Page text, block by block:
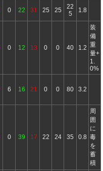
0 22 31 25 25
22
5
1.8
0 12 13 0 0 40 1.2
装
備
重
量+
1.
0%
6 16 21 0 0 80 3.2
0 39 17 22 24 35 0.8
周
囲
に
毒
を
蓄
積